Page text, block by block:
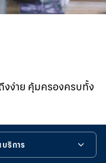
งง่าย คุ้มครองครบทั้ง
ริการ